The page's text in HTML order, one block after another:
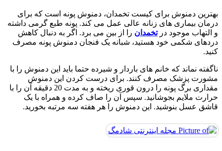
بهترین دمنوش برای کیست تخمدان، دمنوش پونه است که برای
درمان بیماری های زنانه عالی عمل می کند. پونه طبع گرمی داشته
و التهاب موجود درتخمدان را از بین می برد. اگر به دنبال کاهش
دردهای شکمی خود هستید، شبانه یک فنجان دمنوش پونه مصرف
کنید.
ناگفته نماند که خانم های باردار و شیرده حتما باید این دمنوش را با
مشورت پزشک مصرف کنند. برای درست کردن این دمنوش
مقداری برگ پونه را درون قوری ریخته و به مدت 20 دقیقه آن را با
حرارت ملایم بجوشانید. سپس آن را صاف کرده و همراه با یک
قاشق عسل بنوشید. این دمنوش را هر هفته سه مرتبه بخورید.